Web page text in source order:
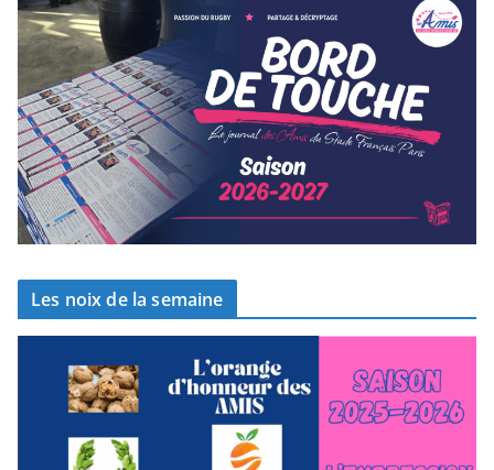
Les noix de la semaine